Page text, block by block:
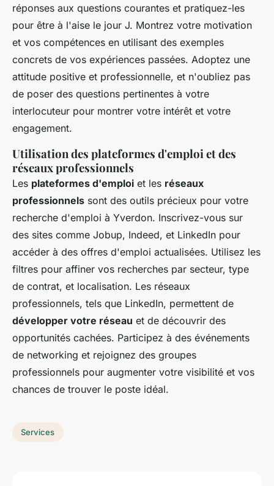
réponses aux questions courantes et pratiquez-les
pour être à l'aise le jour J. Montrez votre motivation
et vos compétences en utilisant des exemples
concrets de vos expériences passées. Adoptez une
attitude positive et professionnelle, et n'oubliez pas
de poser des questions pertinentes à votre
interlocuteur pour montrer votre intérêt et votre
engagement.
Utilisation des plateformes d'emploi et des
réseaux professionnels
Les plateformes d'emploi et les réseaux
professionnels sont des outils précieux pour votre
recherche d'emploi à Yverdon. Inscrivez-vous sur
des sites comme Jobup, Indeed, et LinkedIn pour
accéder à des offres d'emploi actualisées. Utilisez les
filtres pour affiner vos recherches par secteur, type
de contrat, et localisation. Les réseaux
professionnels, tels que LinkedIn, permettent de
développer votre réseau et de découvrir des
opportunités cachées. Participez à des événements
de networking et rejoignez des groupes
professionnels pour augmenter votre visibilité et vos
chances de trouver le poste idéal.
Services